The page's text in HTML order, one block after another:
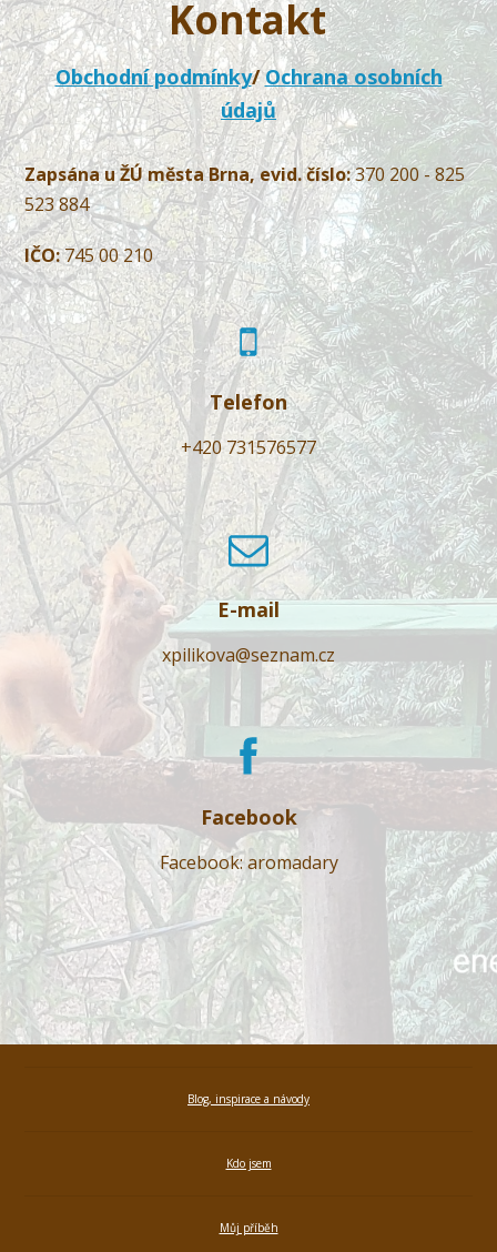
Kontakt
Obchodní podmínky/Ochrana osobních
údajů
Zapsána u ŽÚ města Brna, evid. číslo:370 200 - 825
523 884
IČO:745 00 210
Telefon
+420 731576577
E-mail
xpilikova@seznam.cz
Facebook
Facebook: aromadary
Blog, inspirace a návody
Kdo jsem
Můj příběh